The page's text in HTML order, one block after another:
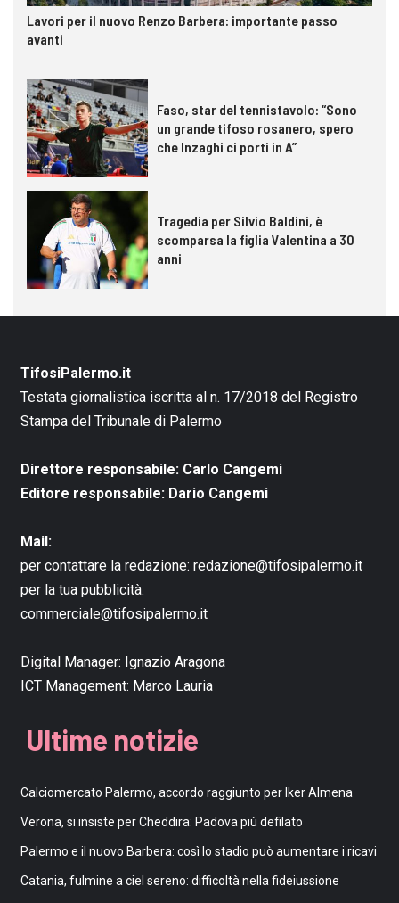
Lavori per il nuovo Renzo Barbera: importante passo
avanti
Faso, star del tennistavolo: “Sono
un grande tifoso rosanero, spero
che Inzaghi ci porti in A”
Tragedia per Silvio Baldini, è
scomparsa la figlia Valentina a 30
anni
TifosiPalermo.it
Testata giornalistica iscritta al n. 17/2018 del Registro
Stampa del Tribunale di Palermo
Direttore responsabile: Carlo Cangemi
Editore responsabile: Dario Cangemi
Mail:
per contattare la redazione: redazione@tifosipalermo.it
per la tua pubblicità:
commerciale@tifosipalermo.it
Digital Manager: Ignazio Aragona
ICT Management: Marco Lauria
Ultime notizie
Calciomercato Palermo, accordo raggiunto per Iker Almena
Verona, si insiste per Cheddira: Padova più defilato
Palermo e il nuovo Barbera: così lo stadio può aumentare i ricavi
Catania, fulmine a ciel sereno: difficoltà nella fideiussione